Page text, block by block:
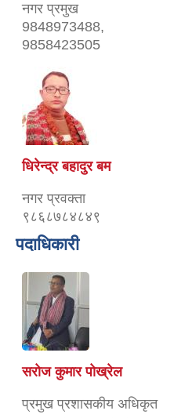
नगर प्रमुख
9848973488,
9858423505
धिरेन्द्र बहादुर बम
नगर प्रवक्ता
९८६८७८४८४९
पदाधिकारी
सरोज कुमार पोख्रेल
प्रमुख प्रशासकीय अधिकृत